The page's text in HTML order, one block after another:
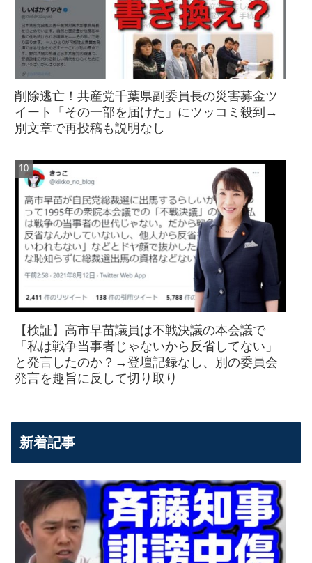
削除逃亡！共産党千葉県副委員長の災害募金ツ
イート「その一部を届けた」にツッコミ殺到→
別文章で再投稿も説明なし
【検証】高市早苗議員は不戦決議の本会議で
「私は戦争当事者じゃないから反省してない」
と発言したのか？→登壇記録なし、別の委員会
発言を趣旨に反して切り取り
新着記事